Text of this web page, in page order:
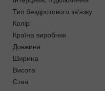
Тип бездротового зв'язку
Колір
Країна виробник
Довжина
Ширина
Висота
Стан